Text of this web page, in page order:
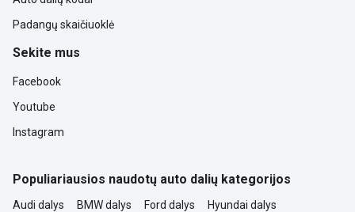
Padangų skaičiuoklė
Sekite mus
Facebook
Youtube
Instagram
Populiariausios naudotų auto dalių kategorijos
Audi dalys BMW dalys Ford dalys
Hyundai dalys